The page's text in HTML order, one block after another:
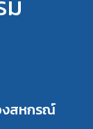
งสหกรณ์